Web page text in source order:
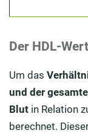
Der HDL-
Um das
und der
Blut in Relation
berechnet.